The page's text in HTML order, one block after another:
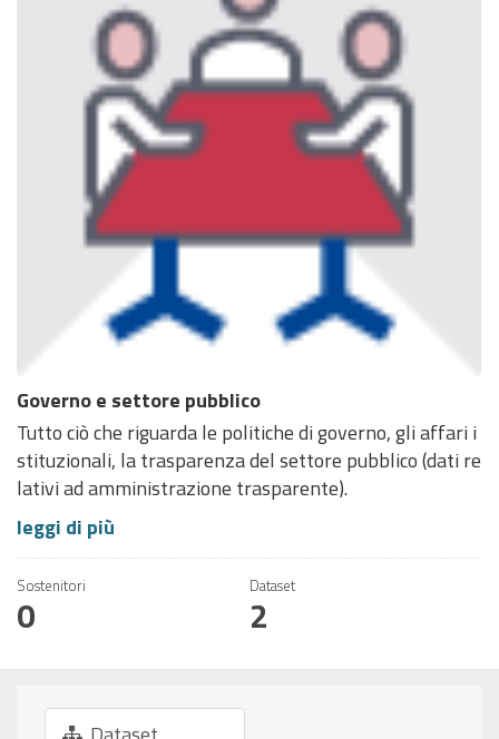
Governo e settore pubblico
Tutto ciò che riguarda le politiche di governo, gli affari i
stituzionali, la trasparenza del settore pubblico (dati re
lativi ad amministrazione trasparente).
leggi di più
Sostenitori
0
Dataset
2